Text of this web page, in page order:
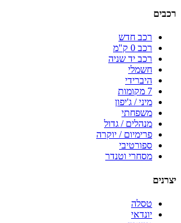
רכבים
רכב חדש
רכב 0 ק"מ
רכב יד שניה
חשמלי
היברידי
7 מקומות
מיני / ג'יפון
משפחתי
מנהלים / גדול
פרימיום / יוקרה
ספורטיבי
מסחרי וטנדר
יצרנים
טסלה
יונדאי